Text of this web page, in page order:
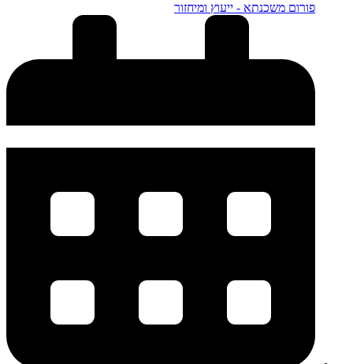
פורום משכנתא - ייעוץ ומיחזור